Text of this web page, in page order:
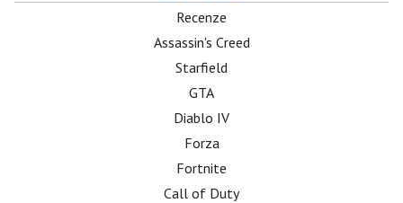
Recenze
Assassin's Creed
Starfield
GTA
Diablo IV
Forza
Fortnite
Call of Duty